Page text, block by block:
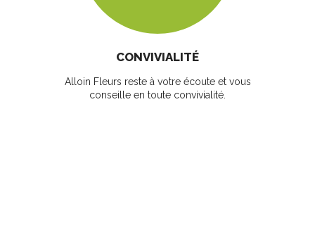
CONVIVIALITÉ
Alloin Fleurs reste à votre écoute et vous
conseille en toute convivialité.